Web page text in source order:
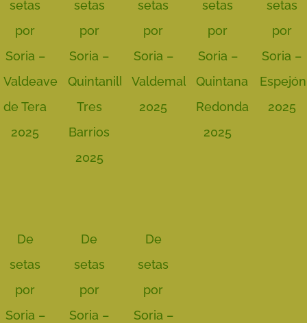
setas
por
Soria –
Valdeavellano
de Tera
2025
setas
por
Soria –
Quintanilla
Tres
Barrios
2025
setas
por
Soria –
Valdemaluque
2025
setas
por
Soria –
Quintana
Redonda
2025
setas
por
Soria –
Espejón
2025
De
setas
por
Soria –
De
setas
por
Soria –
De
setas
por
Soria –